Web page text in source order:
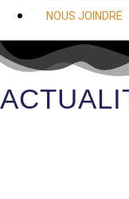
NOUS JOINDRE